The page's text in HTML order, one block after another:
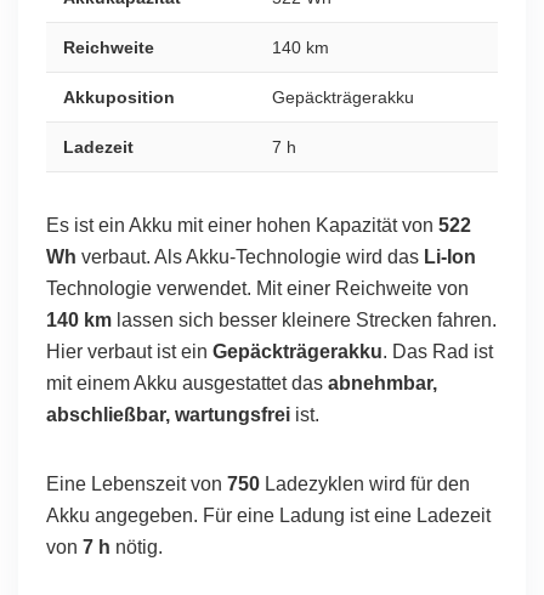
Reichweite 140 km
Akkuposition Gepäckträgerakku
Ladezeit 7 h
Es ist ein Akku mit einer hohen Kapazität von 522
Wh verbaut. Als Akku-Technologie wird das Li-Ion
Technologie verwendet. Mit einer Reichweite von
140 kmlassen sich besser kleinere Strecken fahren.
Hier verbaut ist ein Gepäckträgerakku. Das Rad ist
mit einem Akku ausgestattet das abnehmbar,
abschließbar, wartungsfreiist.
Eine Lebenszeit von 750Ladezyklen wird für den
Akku angegeben. Für eine Ladung ist eine Ladezeit
von 7 h nötig.